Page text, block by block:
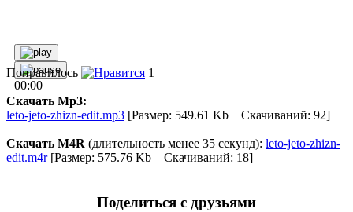
00:00
Понравилось 1
Скачать Mp3:
leto-jeto-zhizn-edit.mp3 [Размер: 549.61 Kb Скачиваний: 92]
Скачать M4R (длительность менее 35 секунд): leto-jeto-zhizn-
edit.m4r[Размер: 575.76 Kb Скачиваний: 18]
Поделиться с друзьями